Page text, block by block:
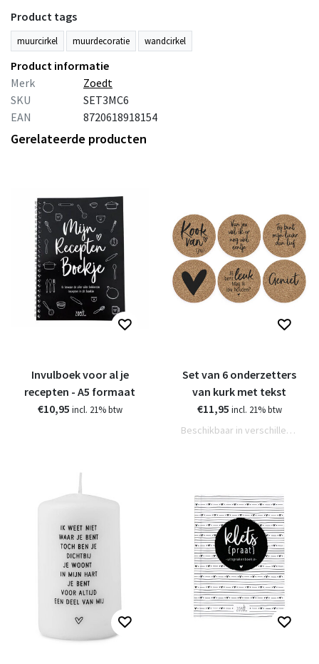
Product tags
muurcirkel muurdecoratie wandcirkel
Product informatie
Merk
Zoedt
SKU
SET3MC6
EAN
8720618918154
Gerelateerde producten
Invulboek voor al je
recepten - A5 formaat
€10,95 incl. 21% btw
Set van 6 onderzetters
van kurk met tekst
€11,95 incl. 21% btw
Beschikbaar in verschillende varianten